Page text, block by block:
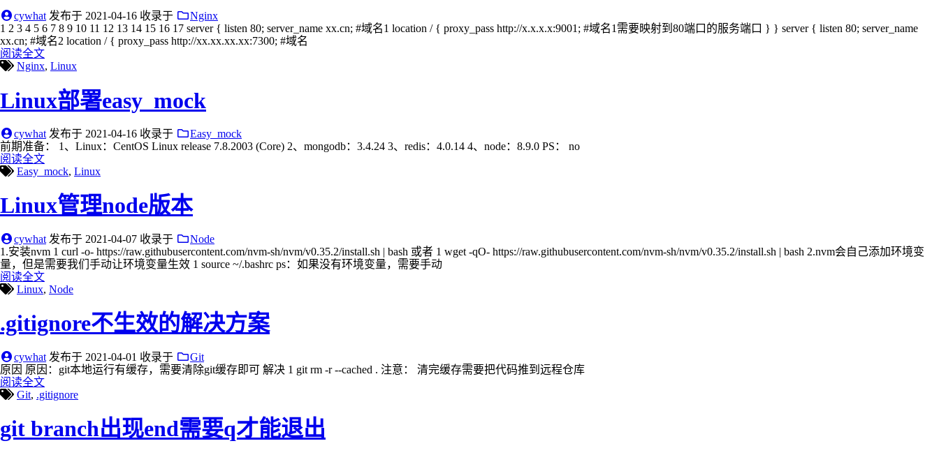
cywhat 发布于 2021-04-16 收录于
Nginx
1 2 3 4 5 6 7 8 9 10 11 12 13 14 15 16 17 server { listen 80; server_name xx.cn; #域名1 location / { proxy_pass http://x.x.x.x:9001; #域名1需要映射到80端口的服务端口 } } server { listen 80; server_name
xx.cn; #域名2 location / { proxy_pass http://xx.xx.xx.xx:7300; #域名
阅读全文
Nginx, Linux
Linux部署easy_mock
cywhat 发布于 2021-04-16 收录于
Easy_mock
前期准备： 1、Linux：CentOS Linux release 7.8.2003 (Core) 2、mongodb：3.4.24 3、redis：4.0.14 4、node：8.9.0 PS： no
阅读全文
Easy_mock, Linux
Linux管理node版本
cywhat 发布于 2021-04-07 收录于
Node
1.安装nvm 1 curl -o- https://raw.githubusercontent.com/nvm-sh/nvm/v0.35.2/install.sh | bash 或者 1 wget -qO- https://raw.githubusercontent.com/nvm-sh/nvm/v0.35.2/install.sh | bash 2.nvm会自己添加环境变
量，但是需要我们手动让环境变量生效 1 source ~/.bashrc ps：如果没有环境变量，需要手动
阅读全文
Linux, Node
.gitignore不生效的解决方案
cywhat 发布于 2021-04-01 收录于
Git
原因 原因：git本地运行有缓存，需要清除git缓存即可 解决 1 git rm -r --cached . 注意： 清完缓存需要把代码推到远程仓库
阅读全文
Git, .gitignore
git branch出现end需要q才能退出